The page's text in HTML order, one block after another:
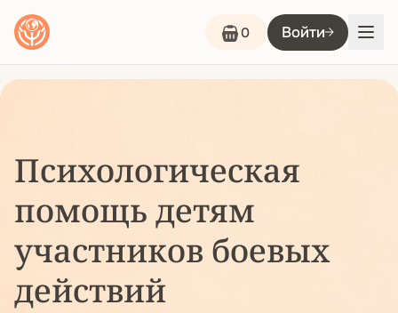
0 Войти
Психологическая
помощь детям
участников боевых
действий